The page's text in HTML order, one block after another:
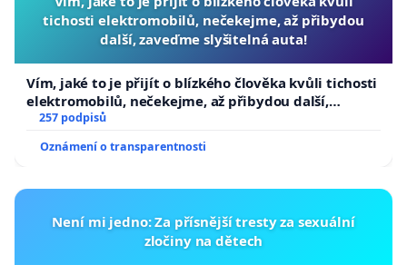
tichosti elektromobilů, nečekejme, až přibydou
další, zaveďme slyšitelná auta!
Vím, jaké to je přijít o blízkého člověka kvůli tichosti
elektromobilů, nečekejme, až přibydou další,
zaveďme slyšitelná auta!
257 podpisů
Oznámení o transparentnosti
Není mi jedno: Za přísnější tresty za sexuální
zločiny na dětech